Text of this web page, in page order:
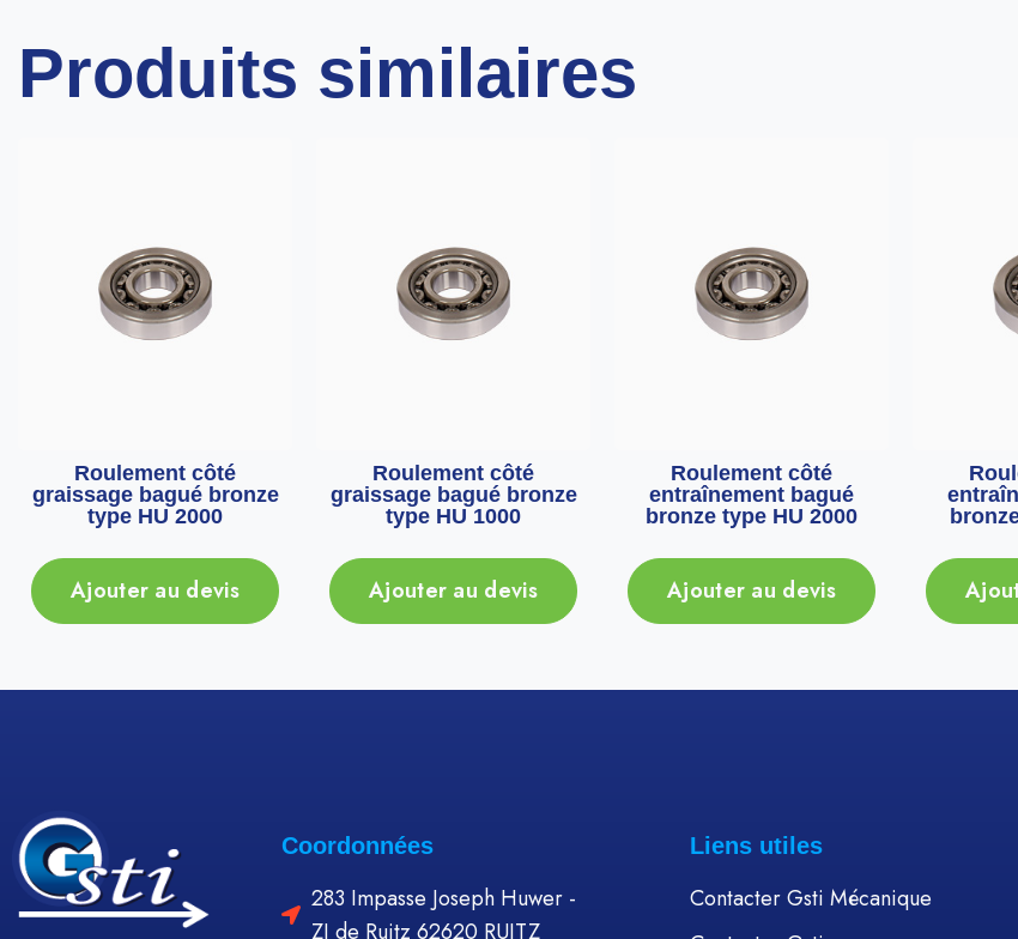
Produits similaires
Roulement côté
graissage bagué bronze
type HU 2000
Ajouter au devis
Roulement côté
graissage bagué bronze
type HU 1000
Ajouter au devis
Roulement côté
entraînement bagué
bronze type HU 2000
Ajouter au devis
Coordonnées
283 Impasse Joseph Huwer -
ZI de Ruitz 62620 RUITZ
Liens utiles
Contacter Gsti Mécanique